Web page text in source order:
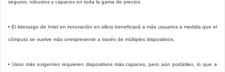
seguros, robustos y capaces en toda la gama de precios.
• El liderazgo de Intel en innovación en silicio beneficiará a más usuarios a medida que el
cómputo se vuelve más omnipresente a través de múltiples dispositivos.
• Usos más exigentes requieren dispositivos más capaces, pero aún portátiles, lo que a